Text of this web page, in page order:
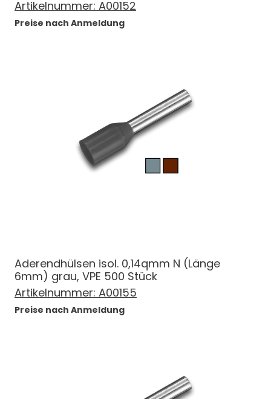
Artikelnummer: A00152
Preise nach Anmeldung
Aderendhülsen isol. 0,14qmm N (Länge
6mm) grau, VPE 500 Stück
Artikelnummer: A00155
Preise nach Anmeldung